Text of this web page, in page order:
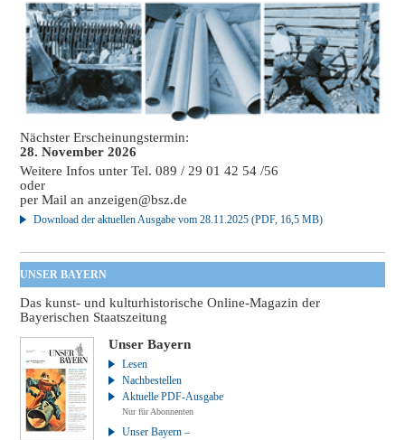
Nächster Erscheinungstermin:
28. November 2026
Weitere Infos unter Tel. 089 / 29 01 42 54 /56
oder
per Mail ananzeigen@bsz.de
Download der aktuellen Ausgabe vom 28.11.2025 (PDF, 16,5 MB)
UNSER BAYERN
Das kunst- und kulturhistorische Online-Magazin der
Bayerischen Staatszeitung
Unser Bayern
Lesen
Nachbestellen
Aktuelle PDF-Ausgabe
Nur für Abonnenten
Unser Bayern –